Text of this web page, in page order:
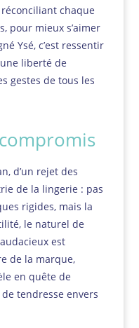
chaque
pour mieux s’aimer
Ysé, c’est ressentir
liberté de
gestes de tous les
d’un rejet des
de la lingerie : pas
rigides, mais la
le naturel de
est
de la marque,
en quête de
tendresse envers